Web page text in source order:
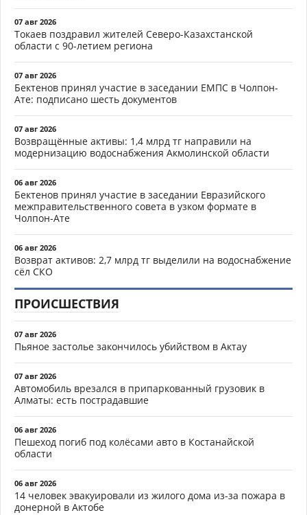
07 авг 2026
Токаев поздравил жителей Северо-Казахстанской
области с 90-летием региона
07 авг 2026
Бектенов принял участие в заседании ЕМПС в Чолпон-
Ате: подписано шесть документов
07 авг 2026
Возвращённые активы: 1,4 млрд тг направили на
модернизацию водоснабжения Акмолинской области
06 авг 2026
Бектенов принял участие в заседании Евразийского
межправительственного совета в узком формате в
Чолпон-Ате
06 авг 2026
Возврат активов: 2,7 млрд тг выделили на водоснабжение
сёл СКО
ПРОИСШЕСТВИЯ
07 авг 2026
Пьяное застолье закончилось убийством в Актау
07 авг 2026
Автомобиль врезался в припаркованный грузовик в
Алматы: есть пострадавшие
06 авг 2026
Пешеход погиб под колёсами авто в Костанайской
области
06 авг 2026
14 человек эвакуировали из жилого дома из-за пожара в
донерной в Актобе